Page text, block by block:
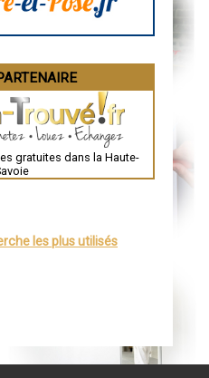
gratuites dans la Haute-
les plus utilisés